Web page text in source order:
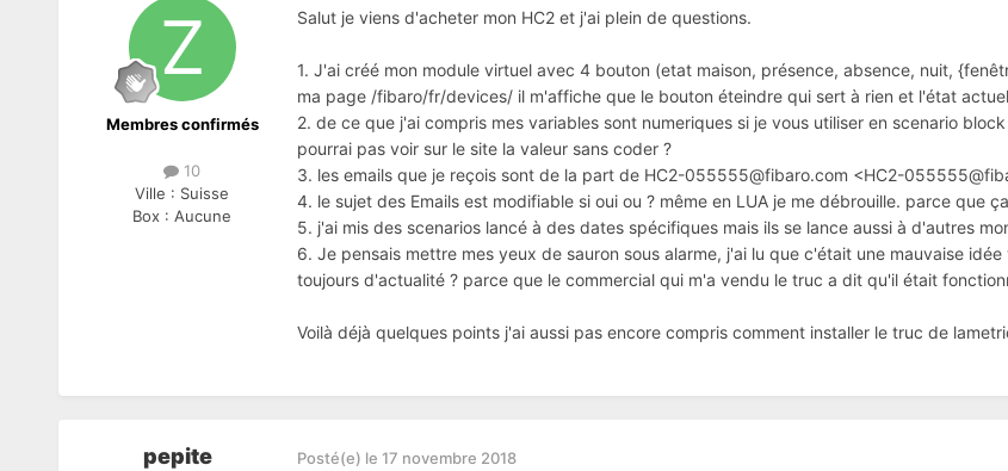
Membres confirmés
10
Ville : Suisse
Box :Aucune
Salut je viens d'acheter mon HC2 et j'ai plein de questions.
1. J'ai créé mon module virtuel avec 4 bouton (etat maison, présence, absence, nuit,
ma page /fibaro/fr/devices/ il m'affiche que le bouton éteindre qui sert à rien et l'état
2. de ce que j'ai compris mes variables sont numeriques si je vous utiliser en scenario
pourrai pas voir sur le site la valeur sans coder ?
3. les emails que je reçois sont de la part de HC2-055555@fibaro.com <HC2-
4. le sujet des Emails est modifiable si oui ou ? même en LUA je me débrouille. parce que
5. j'ai mis des scenarios lancé à des dates spécifiques mais ils se lance aussi à d'autres
6. Je pensais mettre mes yeux de sauron sous alarme, j'ai lu que c'était une mauvaise
toujours d'actualité ? parce que le commercial qui m'a vendu le truc a dit qu'il était
Voilà déjà quelques points j'ai aussi pas encore compris comment installer le truc de
pepite Posté(e) le 17 novembre 2018